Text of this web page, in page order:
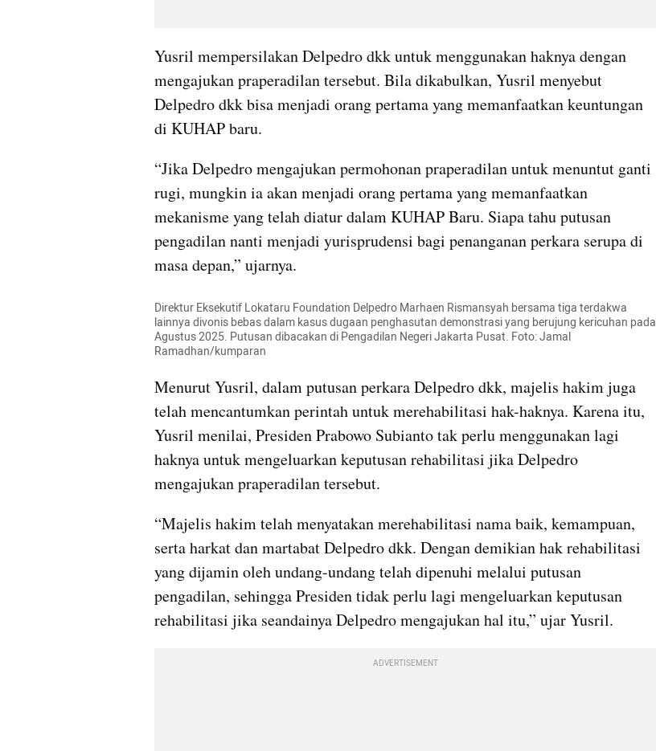
Yusril mempersilakan Delpedro dkk untuk menggunakan haknya dengan
mengajukan praperadilan tersebut. Bila dikabulkan, Yusril menyebut
Delpedro dkk bisa menjadi orang pertama yang memanfaatkan keuntungan
di KUHAP baru.
“Jika Delpedro mengajukan permohonan praperadilan untuk menuntut ganti
rugi, mungkin ia akan menjadi orang pertama yang memanfaatkan
mekanisme yang telah diatur dalam KUHAP Baru. Siapa tahu putusan
pengadilan nanti menjadi yurisprudensi bagi penanganan perkara serupa di
masa depan,” ujarnya.
Direktur Eksekutif Lokataru Foundation Delpedro Marhaen Rismansyah bersama tiga terdakwa
lainnya divonis bebas dalam kasus dugaan penghasutan demonstrasi yang berujung kericuhan pada
Agustus 2025. Putusan dibacakan di Pengadilan Negeri Jakarta Pusat. Foto: Jamal
Ramadhan/kumparan
Menurut Yusril, dalam putusan perkara Delpedro dkk, majelis hakim juga
telah mencantumkan perintah untuk merehabilitasi hak-haknya. Karena itu,
Yusril menilai, Presiden Prabowo Subianto tak perlu menggunakan lagi
haknya untuk mengeluarkan keputusan rehabilitasi jika Delpedro
mengajukan praperadilan tersebut.
“Majelis hakim telah menyatakan merehabilitasi nama baik, kemampuan,
serta harkat dan martabat Delpedro dkk. Dengan demikian hak rehabilitasi
yang dijamin oleh undang-undang telah dipenuhi melalui putusan
pengadilan, sehingga Presiden tidak perlu lagi mengeluarkan keputusan
rehabilitasi jika seandainya Delpedro mengajukan hal itu,” ujar Yusril.
ADVERTISEMENT